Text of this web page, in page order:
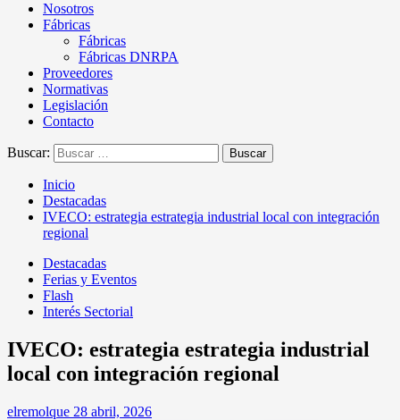
Nosotros
Fábricas
Fábricas
Fábricas DNRPA
Proveedores
Normativas
Legislación
Contacto
Buscar:
Inicio
Destacadas
IVECO: estrategia estrategia industrial local con integración
regional
Destacadas
Ferias y Eventos
Flash
Interés Sectorial
IVECO: estrategia estrategia industrial
local con integración regional
elremolque 28 abril, 2026